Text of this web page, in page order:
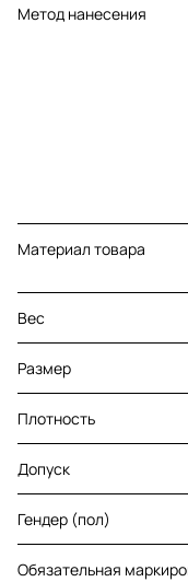
Метод нанесения
Материал товара
Вес
Размер
Плотность
Допуск
Гендер (пол)
Обязательная